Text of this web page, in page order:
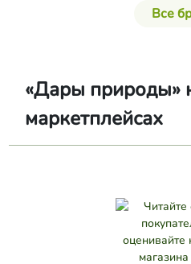
Все
«Дары природы»
маркетплейсах